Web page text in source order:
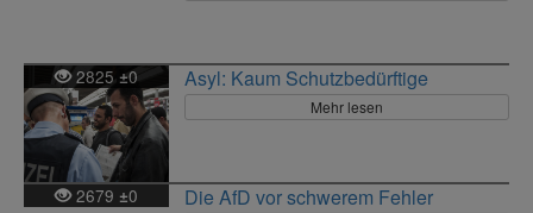
2825 ±0 Asyl: Kaum Schutzbedürftige
Mehr lesen
2679 ±0 Die AfD vor schwerem Fehler